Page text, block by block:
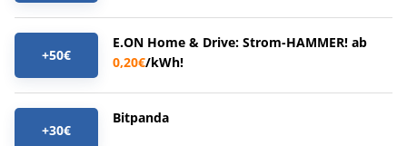
+50€
E.ON Home & Drive: Strom-HAMMER! ab
0,20€/kWh!
+30€
Bitpanda